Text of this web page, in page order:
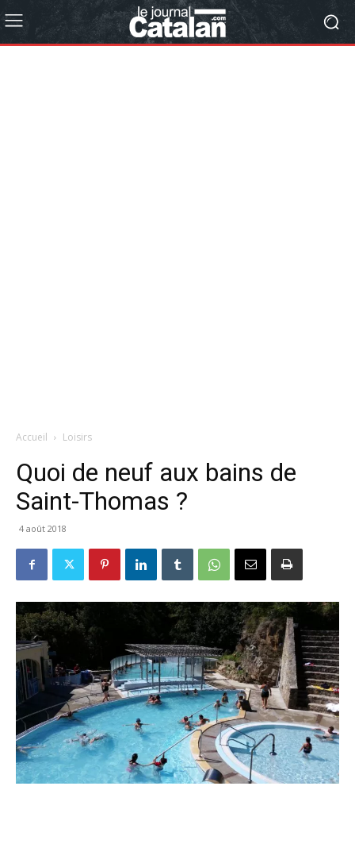
Accueil Loisirs
Quoi de neuf aux bains de
Saint-Thomas ?
4 août 2018